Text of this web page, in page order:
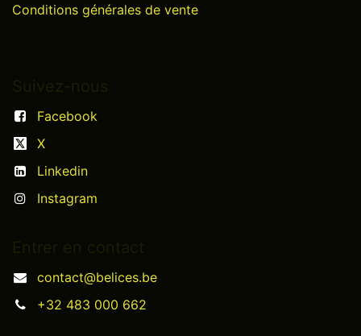
Conditions générales de vente
Facebook
X
Linkedin
Instagram
contact@belices.be
+32 483 000 662